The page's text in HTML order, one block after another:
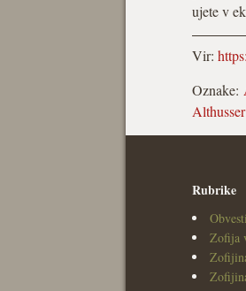
ujete v
Vir:
Oznake:
Althusser
Rubrike
Zofija